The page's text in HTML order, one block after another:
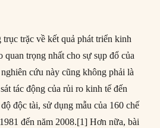
trặc về kết quả phát triển kinh
quan trọng nhất cho sự sụp đổ của
cứu này cũng không phải là
tác động của rủi ro kinh tế đến
độc tài, sử dụng mẫu của 160 chế
đến năm 2008.[1] Hơn nữa, bài